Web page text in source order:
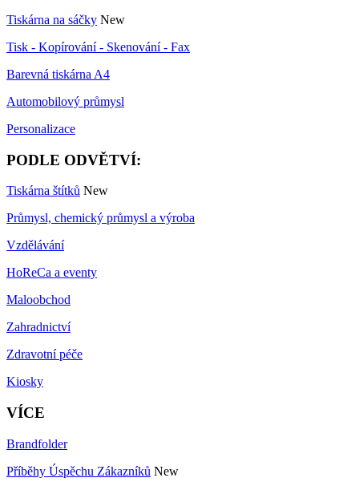
Tiskárna na sáčky New
Tisk - Kopírování - Skenování - Fax
Barevná tiskárna A4
Automobilový průmysl
Personalizace
PODLE ODVĚTVÍ:
Tiskárna štítků New
Průmysl, chemický průmysl a výroba
Vzdělávání
HoReCa a eventy
Maloobchod
Zahradnictví
Zdravotní péče
Kiosky
VÍCE
Brandfolder
Příběhy Úspěchu Zákazníků New